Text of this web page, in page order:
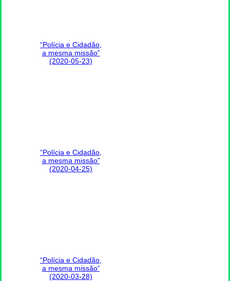
“Polícia e Cidadão,
a mesma missão”
(2020-05-23)
“Polícia e Cidadão,
a mesma missão”
(2020-04-25)
“Polícia e Cidadão,
a mesma missão”
(2020-03-28)